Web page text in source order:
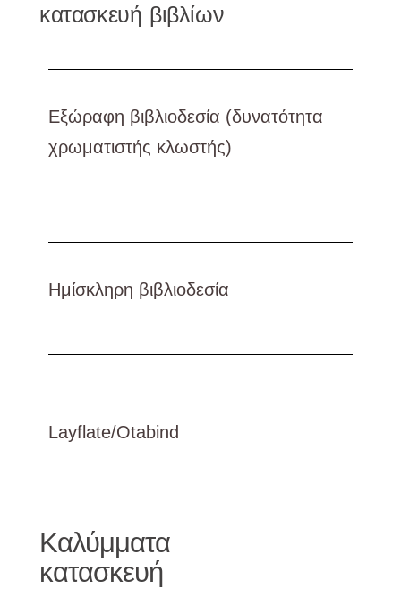
κατασκευή βιβλίων
Εξώραφη βιβλιοδεσία (δυνατότητα
χρωματιστής κλωστής)
Ημίσκληρη βιβλιοδεσία
Layflate/Οtabind
Καλύμματα
κατασκευή​​